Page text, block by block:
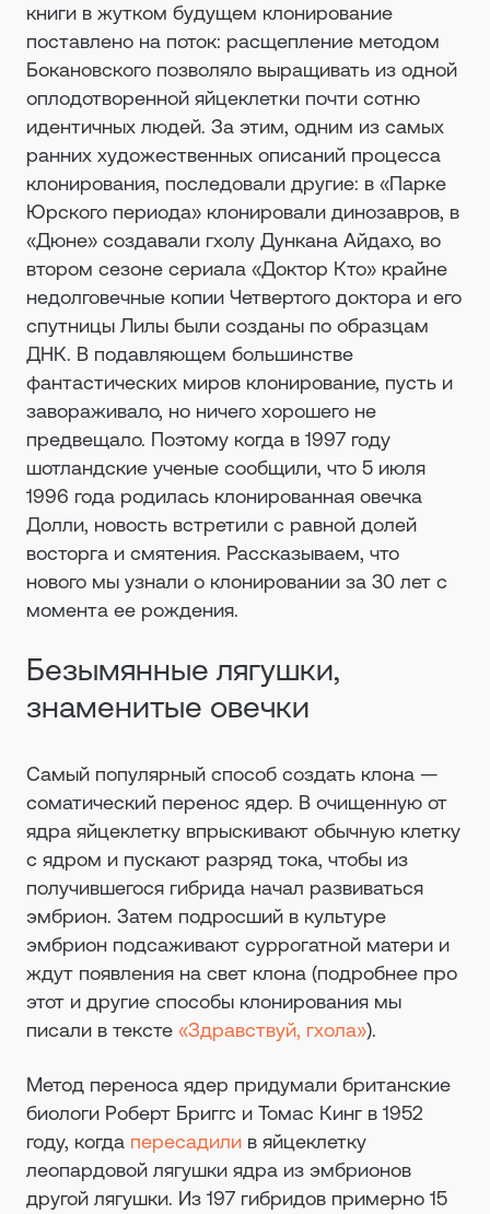
книги в жутком будущем клонирование
поставлено на поток: расщепление методом
Бокановского позволяло выращивать из одной
оплодотворенной яйцеклетки почти сотню
идентичных людей. За этим, одним из самых
ранних художественных описаний процесса
клонирования, последовали другие: в «Парке
Юрского периода» клонировали динозавров, в
«Дюне» создавали гхолу Дункана Айдахо, во
втором сезоне сериала «Доктор Кто» крайне
недолговечные копии Четвертого доктора и его
спутницы Лилы были созданы по образцам
ДНК. В подавляющем большинстве
фантастических миров клонирование, пусть и
завораживало, но ничего хорошего не
предвещало. Поэтому когда в 1997 году
шотландские ученые сообщили, что 5 июля
1996 года родилась клонированная овечка
Долли, новость встретили с равной долей
восторга и смятения. Рассказываем, что
нового мы узнали о клонировании за 30 лет с
момента ее рождения.
Безымянные лягушки,
знаменитые овечки
Самый популярный способ создать клона —
соматический перенос ядер. В очищенную от
ядра яйцеклетку впрыскивают обычную клетку
с ядром и пускают разряд тока, чтобы из
получившегося гибрида начал развиваться
эмбрион. Затем подросший в культуре
эмбрион подсаживают суррогатной матери и
ждут появления на свет клона (подробнее про
этот и другие способы клонирования мы
писали в тексте «Здравствуй, гхола»).
Метод переноса ядер придумали британские
биологи Роберт Бриггс и Томас Кинг в 1952
году, когда пересадили в яйцеклетку
леопардовой лягушки ядра из эмбрионов
другой лягушки. Из 197 гибридов примерно 15